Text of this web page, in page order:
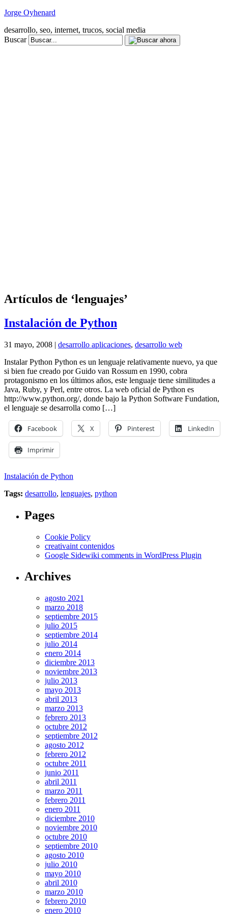
Jorge Oyhenard
desarrollo, seo, internet, trucos, social media
Buscar
Artículos de ‘lenguajes’
Instalación de Python
31 mayo, 2008 | desarrollo aplicaciones, desarrollo web
Instalar Python Python es un lenguaje relativamente nuevo, ya que
si bien fue creado por Guido van Rossum en 1990, cobra
protagonismo en los últimos años, este lenguaje tiene similitudes a
Java, Ruby, y Perl, entre otros. La web oficial de Python es
http://www.python.org/, donde bajo la Python Software Fundation,
el lenguaje se desarrolla como […]
Facebook X Pinterest LinkedIn
Imprimir
Instalación de Python
Tags: desarrollo, lenguajes, python
Pages
Cookie Policy
creativaint contenidos
Google Sidewiki comments in WordPress Plugin
Archives
agosto 2021
marzo 2018
septiembre 2015
julio 2015
septiembre 2014
julio 2014
enero 2014
diciembre 2013
noviembre 2013
julio 2013
mayo 2013
abril 2013
marzo 2013
febrero 2013
octubre 2012
septiembre 2012
agosto 2012
febrero 2012
octubre 2011
junio 2011
abril 2011
marzo 2011
febrero 2011
enero 2011
diciembre 2010
noviembre 2010
octubre 2010
septiembre 2010
agosto 2010
julio 2010
mayo 2010
abril 2010
marzo 2010
febrero 2010
enero 2010